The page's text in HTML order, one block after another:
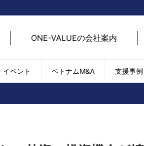
ONE-VALUEの会社案内
イベント ベトナムM&A 支援事例